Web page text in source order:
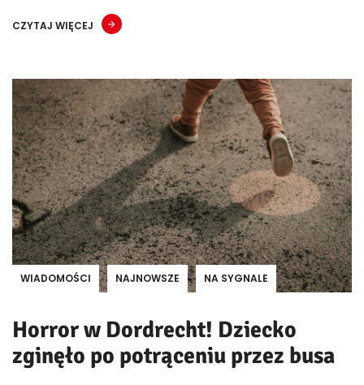
CZYTAJ WIĘCEJ
WIADOMOŚCI NAJNOWSZE NA SYGNALE
Horror w Dordrecht! Dziecko
zginęło po potrąceniu przez busa